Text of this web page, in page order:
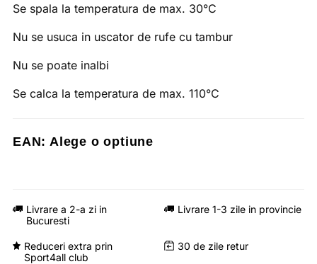
Se spala la temperatura de max. 30°C
Nu se usuca in uscator de rufe cu tambur
Nu se poate inalbi
Se calca la temperatura de max. 110°C
EAN: Alege o optiune
Livrare a 2-a zi in
Bucuresti
Livrare 1-3 zile in provincie
Reduceri extra prin
Sport4all club
30 de zile retur